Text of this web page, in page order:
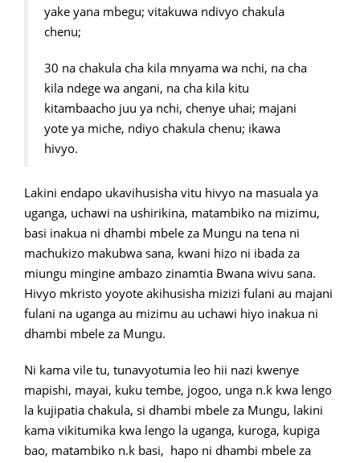
yake yana mbegu; vitakuwa ndivyo chakula
chenu;
30 na chakula cha kila mnyama wa nchi, na cha
kila ndege wa angani, na cha kila kitu
kitambaacho juu ya nchi, chenye uhai; majani
yote ya miche, ndiyo chakula chenu; ikawa
hivyo.
Lakini endapo ukavihusisha vitu hivyo na masuala ya
uganga, uchawi na ushirikina, matambiko na mizimu,
basi inakua ni dhambi mbele za Mungu na tena ni
machukizo makubwa sana, kwani hizo ni ibada za
miungu mingine ambazo zinamtia Bwana wivu sana.
Hivyo mkristo yoyote akihusisha mizizi fulani au majani
fulani na uganga au mizimu au uchawi hiyo inakua ni
dhambi mbele za Mungu.
Ni kama vile tu, tunavyotumia leo hii nazi kwenye
mapishi, mayai, kuku tembe, jogoo, unga n.k kwa lengo
la kujipatia chakula, si dhambi mbele za Mungu, lakini
kama vikitumika kwa lengo la uganga, kuroga, kupiga
bao, matambiko n.k basi, hapo ni dhambi mbele za